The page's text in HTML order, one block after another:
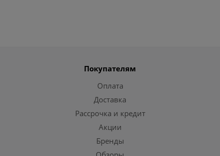
Покупателям
Оплата
Доставка
Рассрочка и кредит
Акции
Бренды